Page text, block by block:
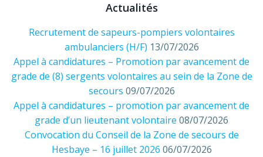
Actualités
Recrutement de sapeurs-pompiers volontaires
ambulanciers (H/F) 13/07/2026
Appel à candidatures – Promotion par avancement de
grade de (8) sergents volontaires au sein de la Zone de
secours 09/07/2026
Appel à candidatures – promotion par avancement de
grade d’un lieutenant volontaire 08/07/2026
Convocation du Conseil de la Zone de secours de
Hesbaye – 16 juillet 2026 06/07/2026